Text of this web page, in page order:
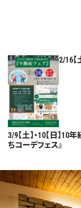
2/16【
3/9【土】・10【日】
ちコーデフェス』